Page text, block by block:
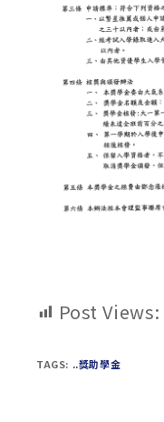
Post Views:
TAGS: ..獎助學金